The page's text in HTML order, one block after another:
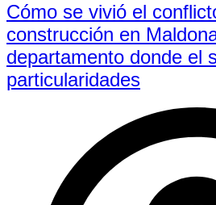
Cómo se vivió el
construcción en
departamento donde el
particularidades